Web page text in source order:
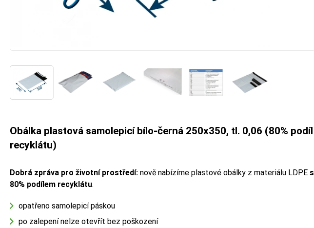
Obálka plastová samolepicí bílo-černá 250x350, tl. 0,06 (80% podíl
recyklátu)
Dobrá zpráva pro životní prostředí: nově nabízíme plastové obálky z materiálu LDPE s
80% podílem recyklátu.
opatřeno samolepicí páskou
po zalepení nelze otevřít bez poškození